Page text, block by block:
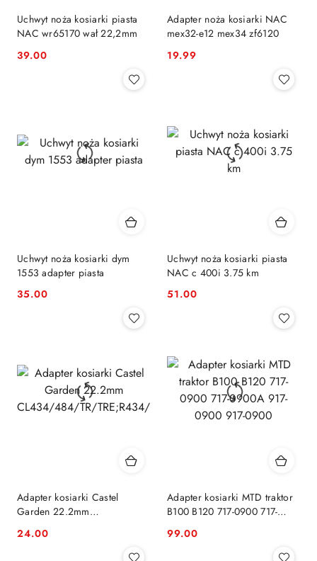
Uchwyt noża kosiarki piasta
NAC wr65170 wał 22,2mm
Cena:
39.00
Adapter noża kosiarki NAC
mex32-e12 mex34 zf6120
Cena:
19.99
Uchwyt noża kosiarki dym
1553 adapter piasta
Cena:
35.00
Uchwyt noża kosiarki piasta
NAC c 400i 3.75 km
Cena:
51.00
Adapter kosiarki Castel
Garden 22.2mm
Cena:
24.00
Adapter kosiarki MTD traktor
B100 B120 717-0900 717-
Cena:
99.00